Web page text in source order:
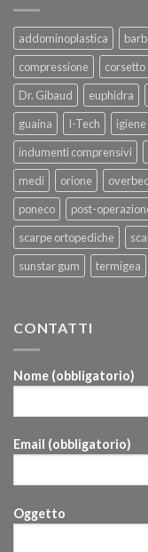
addominoplastica
compressione
corsetto
Dr. Gibaud
euphidra
guaina
I-Tech
indumenti comprensivi
medi
orione
poneco
post-
scarpe ortopediche
sunstar gum
termigea
CONTATTI
Nome (obbligatorio)
Email (obbligatorio)
Oggetto